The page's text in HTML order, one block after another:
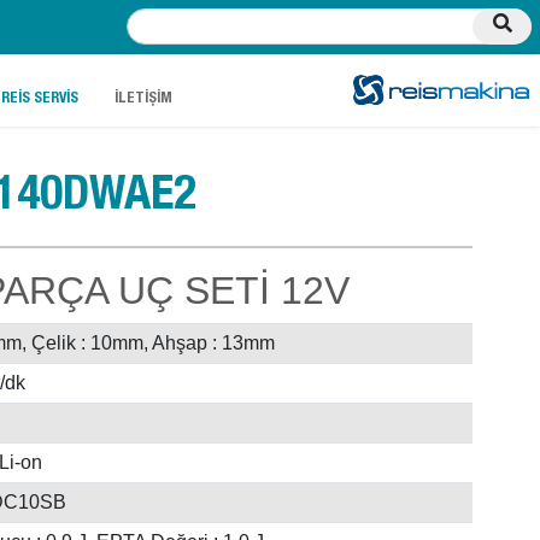
REİS SERVİS İLETİŞİM
UÇ SETİ 12V
Çelik : 10mm, Ahşap : 13mm
dk
on